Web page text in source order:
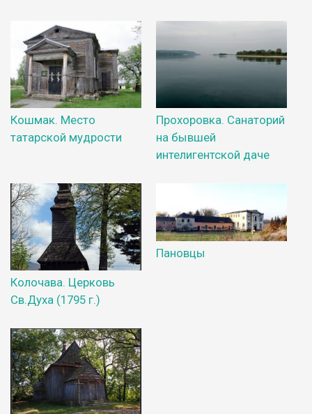
Кошмак. Место
татарской мудрости
Прохоровка. Санаторий
на бывшей
интелигентской даче
Колочава. Церковь
Св.Духа (1795 г.)
Пановцы